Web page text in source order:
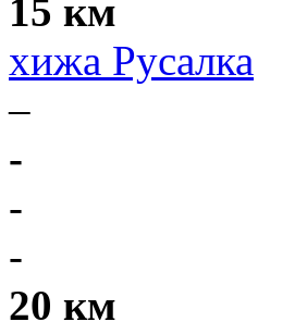
15 км
хижа Русалка
–
-
-
-
20 км